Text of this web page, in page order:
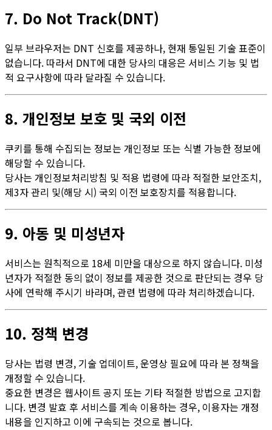
7. Do Not Track(DNT)
일부 브라우저는 DNT 신호를 제공하나, 현재 통일된 기술 표준이
없습니다. 따라서 DNT에 대한 당사의 대응은 서비스 기능 및 법
적 요구사항에 따라 달라질 수 있습니다.
8. 개인정보 보호 및 국외 이전
쿠키를 통해 수집되는 정보는 개인정보 또는 식별 가능한 정보에
해당할 수 있습니다.
당사는 개인정보처리방침 및 적용 법령에 따라 적절한 보안조치,
제3자 관리 및(해당 시) 국외 이전 보호장치를 적용합니다.
9. 아동 및 미성년자
서비스는 원칙적으로 18세 미만을 대상으로 하지 않습니다. 미성
년자가 적절한 동의 없이 정보를 제공한 것으로 판단되는 경우 당
사에 연락해 주시기 바라며, 관련 법령에 따라 처리하겠습니다.
10. 정책 변경
당사는 법령 변경, 기술 업데이트, 운영상 필요에 따라 본 정책을
개정할 수 있습니다.
중요한 변경은 웹사이트 공지 또는 기타 적절한 방법으로 고지합
니다. 변경 발효 후 서비스를 계속 이용하는 경우, 이용자는 개정
내용을 인지하고 이에 구속되는 것으로 봅니다.